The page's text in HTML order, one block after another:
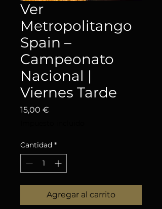
Ver
Metropolitango
Spain –
Campeonato
Nacional |
Viernes Tarde
15,00 €
Cantidad *
Agregar al carrito